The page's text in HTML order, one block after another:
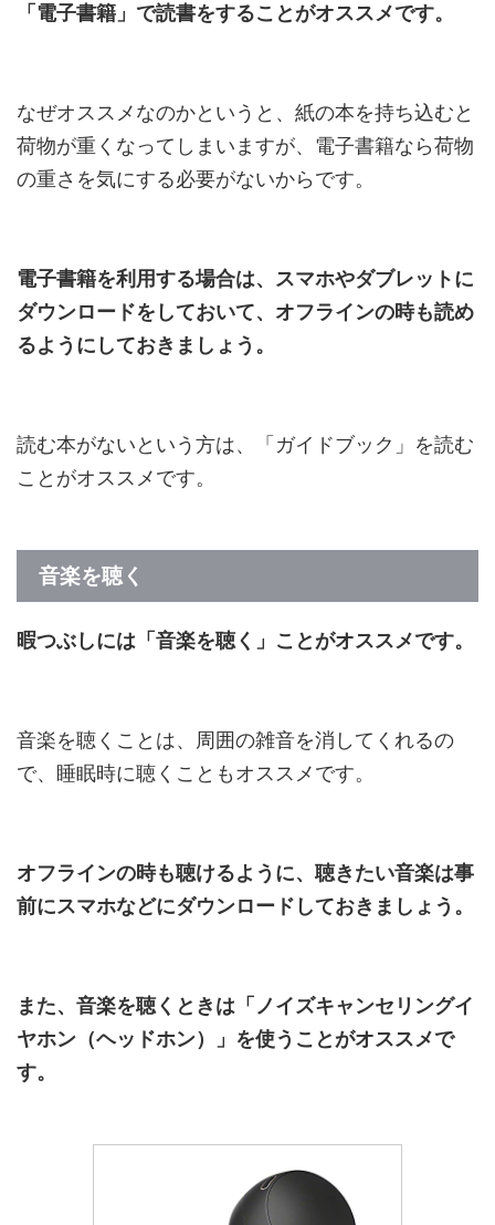
「電子書籍」で読書をすることがオススメです。
なぜオススメなのかというと、紙の本を持ち込むと
荷物が重くなってしまいますが、電子書籍なら荷物
の重さを気にする必要がないからです。
電子書籍を利用する場合は、スマホやダブレットに
ダウンロードをしておいて、オフラインの時も読め
るようにしておきましょう。
読む本がないという方は、「ガイドブック」を読む
ことがオススメです。
音楽を聴く
暇つぶしには「音楽を聴く」ことがオススメです。
音楽を聴くことは、周囲の雑音を消してくれるの
で、睡眠時に聴くこともオススメです。
オフラインの時も聴けるように、聴きたい音楽は事
前にスマホなどにダウンロードしておきましょう。
また、音楽を聴くときは「ノイズキャンセリングイ
ヤホン（ヘッドホン）」を使うことがオススメで
す。